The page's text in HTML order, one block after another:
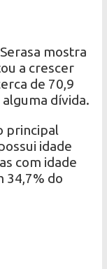
mostra
a crescer
de 70,9
dívida.
principal
idade
com idade
34,7% do